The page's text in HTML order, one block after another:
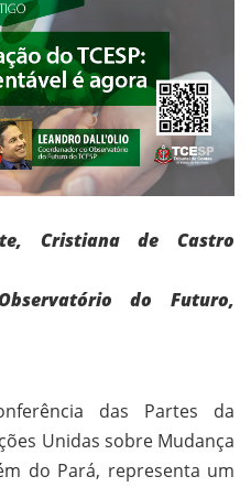
Cristiana de Castro
do Futuro,
das Partes da
Unidas sobre Mudança
do Pará, representa um